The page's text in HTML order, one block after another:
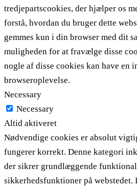
tredjepartscookies, der hjælper os
forstå, hvordan du bruger dette
gemmes kun i din browser med dit
muligheden for at fravælge disse
nogle af disse cookies kan have en
browseroplevelse.
Necessary
Necessary
Altid aktiveret
Nødvendige cookies er absolut
fungerer korrekt. Denne kategori
der sikrer grundlæggende
sikkerhedsfunktioner på webstedet.